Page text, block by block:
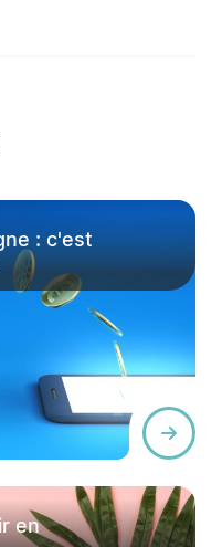
: c'est
en